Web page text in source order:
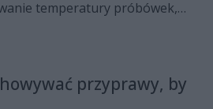
temperatury próbówek,
w laboratoriach
bakterii czy komórek w
przyprawy, by